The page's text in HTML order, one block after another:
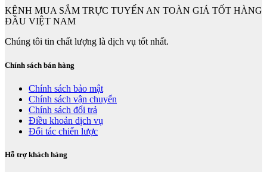
KÊNH MUA SẮM TRỰC TUYẾN AN TOÀN GIÁ TỐT HÀNG
ĐẦU VIỆT NAM
Chúng tôi tin chất lượng là dịch vụ tốt nhất.
Chính sách bán hàng
Chính sách bảo mật
Chính sách vận chuyển
Chính sách đổi trả
Điều khoản dịch vụ
Đối tác chiến lược
Hỗ trợ khách hàng